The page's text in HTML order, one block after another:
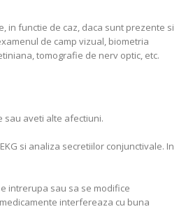
in functie de caz, daca sunt prezente si
de camp vizual, biometria
tomografie de nerv optic, etc.
sau aveti alte afectiuni.
si analiza secretiilor conjunctivale. In
intrerupa sau sa se modifice
interfereaza cu buna